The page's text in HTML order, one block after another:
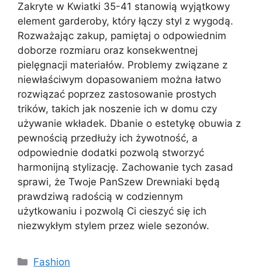
Zakryte w Kwiatki 35-41 stanowią wyjątkowy
element garderoby, który łączy styl z wygodą.
Rozważając zakup, pamiętaj o odpowiednim
doborze rozmiaru oraz konsekwentnej
pielęgnacji materiałów. Problemy związane z
niewłaściwym dopasowaniem można łatwo
rozwiązać poprzez zastosowanie prostych
trików, takich jak noszenie ich w domu czy
używanie wkładek. Dbanie o estetykę obuwia z
pewnością przedłuży ich żywotność, a
odpowiednie dodatki pozwolą stworzyć
harmonijną stylizację. Zachowanie tych zasad
sprawi, że Twoje PanSzew Drewniaki będą
prawdziwą radością w codziennym
użytkowaniu i pozwolą Ci cieszyć się ich
niezwykłym stylem przez wiele sezonów.
Kategorie
Fashion